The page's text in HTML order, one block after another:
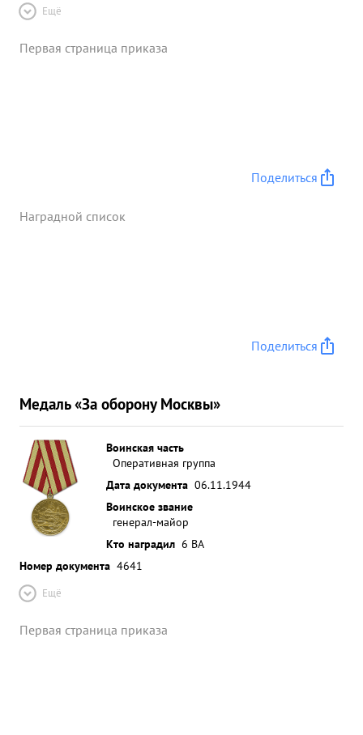
Ещё
Первая страница приказа
Поделиться
Наградной список
Поделиться
Медаль «За оборону Москвы»
Воинская часть
Оперативная группа
Дата документа 06.11.1944
Воинское звание
генерал-майор
Кто наградил 6 ВА
Номер документа 4641
Ещё
Первая страница приказа